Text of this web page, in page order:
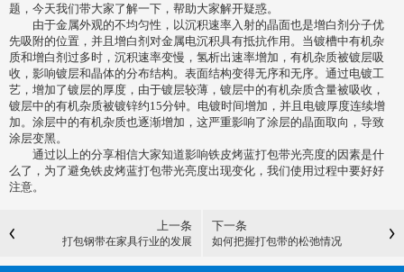
题，今天我们带大家了解一下，帮助大家解开疑惑。
由于金属外观的不均匀性，以沉积速率入射的晶面也是增白剂分子优
先吸附的位置，并且增白剂对金属电沉积具有抵抗作用。当镀槽中有机杂
质和增白剂过多时，沉积速率变慢，氢析出速率增加，有机杂质被镀层吸
收，影响镀层和晶体的分布结构。表面结构变得无序和无序。通过电镀工
艺，增加了镀层的厚度，由于镀层较薄，镀层中的有机杂质含量被吸收，
镀层中的有机杂质被镀锌约15分钟。电镀时间增加，并且电镀厚度连续增
加。涂层中的有机杂质也逐渐增加，这严重影响了涂层的晶面取向，导致
涂层变黑。
通过以上的分享相信大家知道影响铁皮烤蓝打包带光亮度的因素是什
么了，为了避免铁皮烤蓝打包带光亮度出现变化，我们使用过程中要好好
注意。
上一条
打包钢带在家具行业的发展
下一条
如何把握打包带的松弛情况